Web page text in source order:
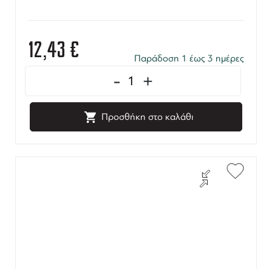
12,43 € Παράδοση 1 έως 3 ημέρες
- +
Προσθήκη στο καλάθι